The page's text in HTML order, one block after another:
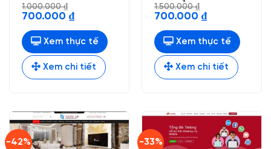
1.000.000₫
Giá
gốc
là:
1.000.000 ₫.
700.000 ₫Giá
hiện
tại
là:
700.000 ₫.
Xem thực tế
Xem chi tiết
, chuẩn seo
1.500.000₫
Giá
gốc
là:
1.500.000 ₫.
700.000 ₫Giá
hiện
tại
là:
700.000 ₫.
Xem thực tế
Xem chi tiết
-42% -33%